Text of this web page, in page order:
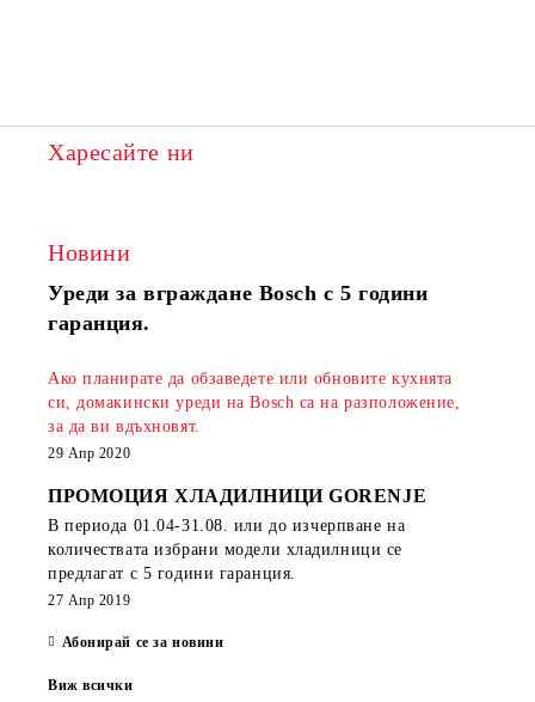
Харесайте ни
Новини
Уреди за вграждане Bosch с 5 години
гаранция.
Ако планирате да обзаведете или обновите кухнята
си, домакински уреди на Bosch са на разположение,
за да ви вдъхновят.
29 Апр 2020
ПРОМОЦИЯ ХЛАДИЛНИЦИ GORENJE
В периода 01.04-31.08. или до изчерпване на
количествата избрани модели хладилници се
предлагат с 5 години гаранция.
27 Апр 2019
Абонирай се за новини
Виж всички